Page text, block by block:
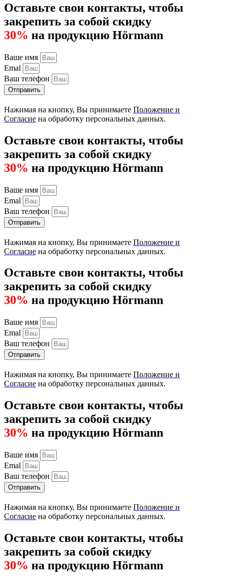
Оставьте свои контакты, чтобы
закрепить за собой скидку
30% на продукцию Hörmann
Ваше имя
Emal
Ваш телефон
Отправить
Нажимая на кнопку, Вы принимаете Положение и
Согласие на обработку персональных данных.
Оставьте свои контакты, чтобы
закрепить за собой скидку
30% на продукцию Hörmann
Ваше имя
Emal
Ваш телефон
Отправить
Нажимая на кнопку, Вы принимаете Положение и
Согласие на обработку персональных данных.
Оставьте свои контакты, чтобы
закрепить за собой скидку
30% на продукцию Hörmann
Ваше имя
Emal
Ваш телефон
Отправить
Нажимая на кнопку, Вы принимаете Положение и
Согласие на обработку персональных данных.
Оставьте свои контакты, чтобы
закрепить за собой скидку
30% на продукцию Hörmann
Ваше имя
Emal
Ваш телефон
Отправить
Нажимая на кнопку, Вы принимаете Положение и
Согласие на обработку персональных данных.
Оставьте свои контакты, чтобы
закрепить за собой скидку
30% на продукцию Hörmann